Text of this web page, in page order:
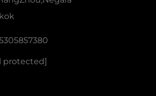
protected]